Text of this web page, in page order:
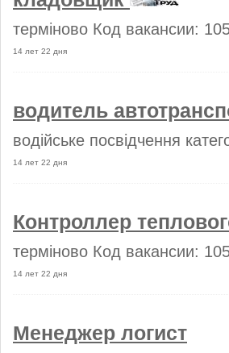
терміново Код вакансии:
14 лет 22 дня
водитель
водійське посвідчення
14 лет 22 дня
Контроллер
терміново Код вакансии:
14 лет 22 дня
Менеджер логист